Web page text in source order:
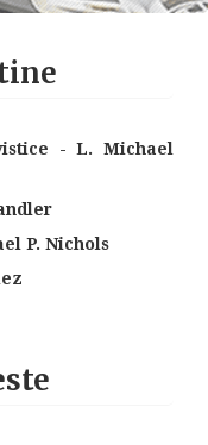
- L. Michael
P. Nichols